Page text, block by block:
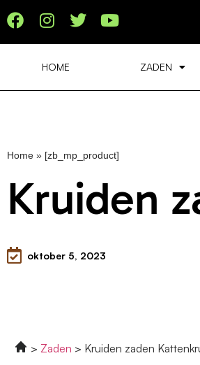
HOME ZADEN
Home » [zb_mp_product]
Kruiden
oktober 5, 2023
Zaden Kruiden zaden